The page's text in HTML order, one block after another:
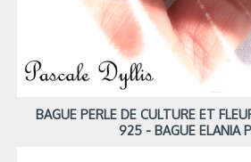
BAGUE PERLE DE CULTURE ET
925 - BAGUE ELANIA